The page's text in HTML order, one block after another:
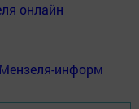
онлайн
информ